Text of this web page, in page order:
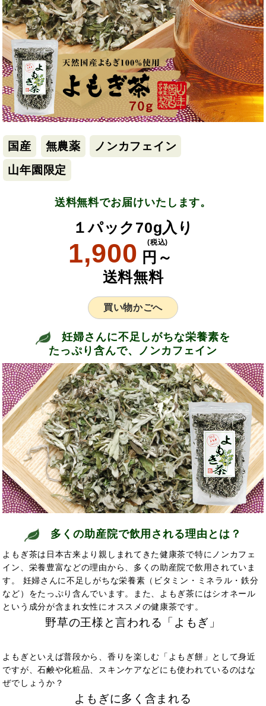
国産 無農薬
ノンカフェイン
山年園限定
送料無料でお届けいたします。
１パック70g入り
1,900 円～
(税込)
送料無料
買い物かごへ
妊婦さんに不足しがちな栄養素を
たっぷり含んで、ノンカフェイン
多くの助産院で飲用される理由とは？
よもぎ茶は日本古来より親しまれてきた健康茶で特にノンカフェ
イン、栄養豊富などの理由から、多くの助産院で飲用されていま
す。 妊婦さんに不足しがちな栄養素（ビタミン・ミネラル・鉄分
など）をたっぷり含んでいます。また、よもぎ茶にはシオネール
という成分が含まれ女性にオススメの健康茶です。
野草の王様と言われる「よもぎ」
よもぎといえば普段から、香りを楽しむ「よもぎ餅」として身近
ですが、石鹸や化粧品、スキンケアなどにも使われているのはな
ぜでしょうか？
よもぎに多く含まれる